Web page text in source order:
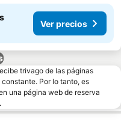
Ver precios
trivago de las páginas
Por lo tanto, es
una página web de reserva